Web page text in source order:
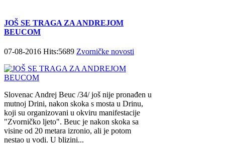
JOŠ SE TRAGA ZA ANDREJOM
BEUCOM
07-08-2016 Hits:5689 Zvorničke novosti
Slovenac Andrej Beuc /34/ još nije pronađen u
mutnoj Drini, nakon skoka s mosta u Drinu,
koji su organizovani u okviru manifestacije
"Zvorničko ljeto". Beuc je nakon skoka sa
visine od 20 metara izronio, ali je potom
nestao u vodi. U blizini...